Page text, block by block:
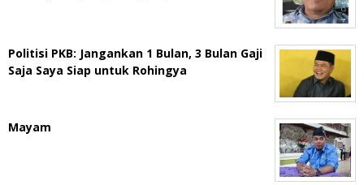
Politisi PKB: Jangankan 1 Bulan, 3 Bulan Gaji
Saja Saya Siap untuk Rohingya
Mayam